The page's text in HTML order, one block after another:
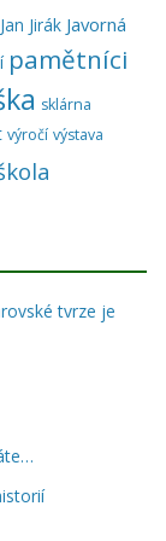
Jan Jirák Javorná
pamětníci
sklárna
výročí výstava
tvrze je